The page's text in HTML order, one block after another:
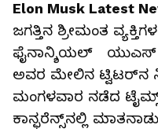
Elon Musk Latest
ಜಗತ್ತಿನ ಶ್ರೀಮಂತ
ಫೈನಾನ್ಶಿಯಲ್ ಯುಎಸ್
ಅವರ ಮೇಲಿನ ಟ್ವಿಟರ್‌ನ
ಮಂಗಳವಾರ ನಡೆದ
ಕಾನ್ಫರೆನ್ಸ್‌ನಲ್ಲಿ